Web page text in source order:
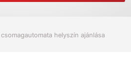
helyszín ajánlása